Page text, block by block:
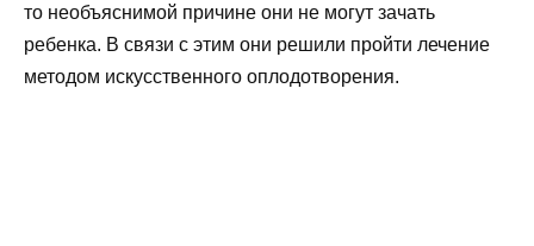
то необъяснимой причине они не могут зачать
ребенка. В связи с этим они решили пройти лечение
методом искусственного оплодотворения.